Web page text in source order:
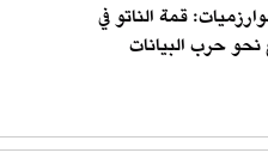
قمة الناتو في
نحو حرب البيانات